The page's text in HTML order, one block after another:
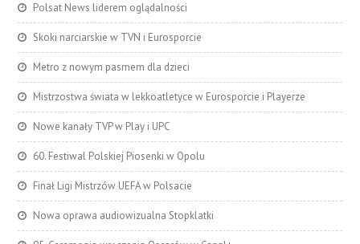
Polsat News liderem oglądalności
Skoki narciarskie w TVN i Eurosporcie
Metro z nowym pasmem dla dzieci
Mistrzostwa świata w lekkoatletyce w Eurosporcie i Playerze
Nowe kanały TVP w Play i UPC
60. Festiwal Polskiej Piosenki w Opolu
Finał Ligi Mistrzów UEFA w Polsacie
Nowa oprawa audiowizualna Stopklatki